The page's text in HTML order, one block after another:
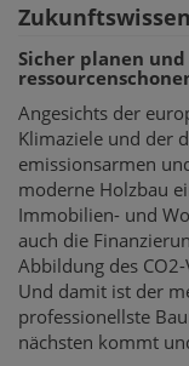
Sicher planen
Angesichts der
Klimaziele und der
emissionsarmen
moderne Holzbau
Immobilien- und
auch die
Abbildung des
Und damit ist der
professionellste
nächsten kommt